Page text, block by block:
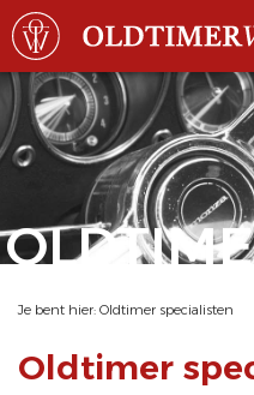
Je bent hier: Oldtimer specialisten
Oldtimer